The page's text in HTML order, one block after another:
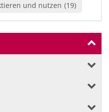
und nutzen 19